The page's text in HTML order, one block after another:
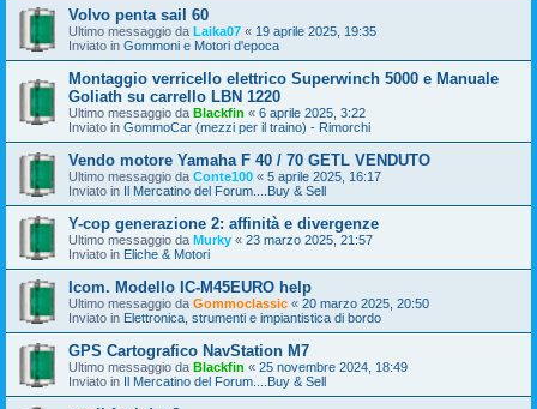
Volvo penta sail 60
Ultimo messaggio da Laika07 « 19 aprile 2025, 19:35
Inviato in Gommoni e Motori d'epoca
Montaggio verricello elettrico Superwinch 5000 e Manuale
Goliath su carrello LBN 1220
Ultimo messaggio da Blackfin « 6 aprile 2025, 3:22
Inviato in GommoCar (mezzi per il traino) - Rimorchi
Vendo motore Yamaha F 40 / 70 GETL VENDUTO
Ultimo messaggio da Conte100 « 5 aprile 2025, 16:17
Inviato in Il Mercatino del Forum....Buy & Sell
Y-cop generazione 2: affinità e divergenze
Ultimo messaggio da Murky « 23 marzo 2025, 21:57
Inviato in Eliche & Motori
Icom. Modello IC-M45EURO help
Ultimo messaggio da Gommoclassic « 20 marzo 2025, 20:50
Inviato in Elettronica, strumenti e impiantistica di bordo
GPS Cartografico NavStation M7
Ultimo messaggio da Blackfin « 25 novembre 2024, 18:49
Inviato in Il Mercatino del Forum....Buy & Sell